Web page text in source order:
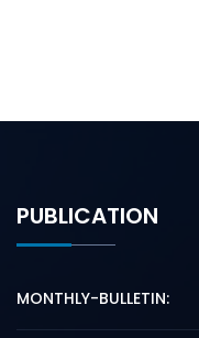
PUBLICATION
MONTHLY-BULLETIN: